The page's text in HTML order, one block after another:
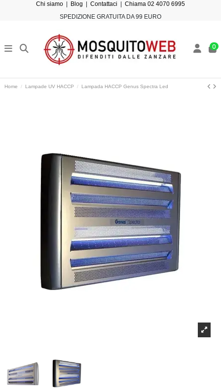
Chi siamo Blog Contattaci
Chiama 02 4070 6995
SPEDIZIONE GRATUITA DA 99 EURO
0
Home Lampade UV HACCP Lampada HACCP Genus Spectra Led